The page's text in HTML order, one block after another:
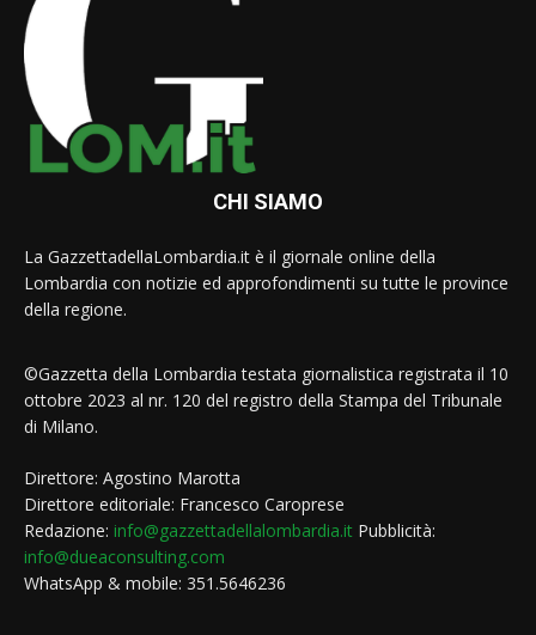
CHI SIAMO
La GazzettadellaLombardia.it è il giornale online della
Lombardia con notizie ed approfondimenti su tutte le province
della regione.
©Gazzetta della Lombardia testata giornalistica registrata il 10
ottobre 2023 al nr. 120 del registro della Stampa del Tribunale
di Milano.
Direttore: Agostino Marotta
Direttore editoriale: Francesco Caroprese
Redazione: info@gazzettadellalombardia.it Pubblicità:
info@dueaconsulting.com
WhatsApp & mobile: 351.5646236